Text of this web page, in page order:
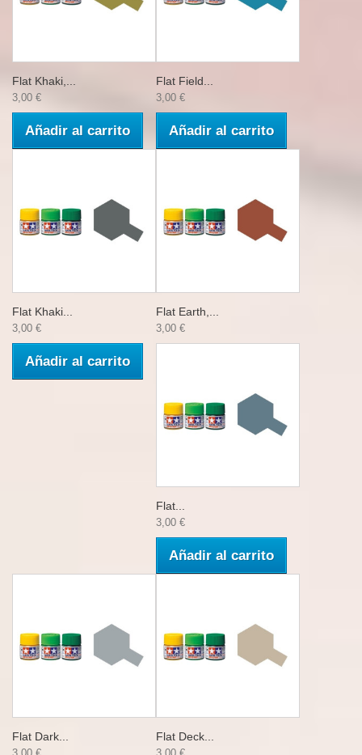
Flat Khaki,...
3,00 €
Añadir al carrito
Flat Field...
3,00 €
Añadir al carrito
Flat Khaki...
3,00 €
Añadir al carrito
Flat Earth,...
3,00 €
Flat...
3,00 €
Añadir al carrito
Flat Dark... Flat Deck...